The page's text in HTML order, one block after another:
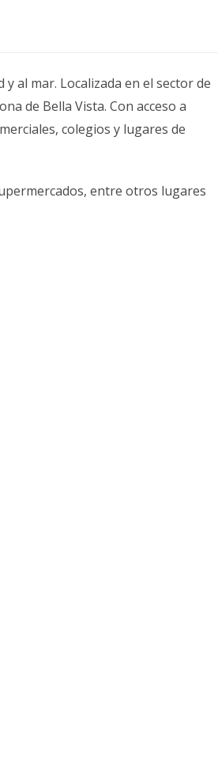
al mar. Localizada en el sector de
de Bella Vista. Con acceso a
colegios y lugares de
entre otros lugares